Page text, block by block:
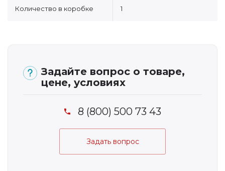
Количество в коробке 1
Задайте вопрос о товаре,
цене, условиях
8 (800) 500 73 43
Задать вопрос